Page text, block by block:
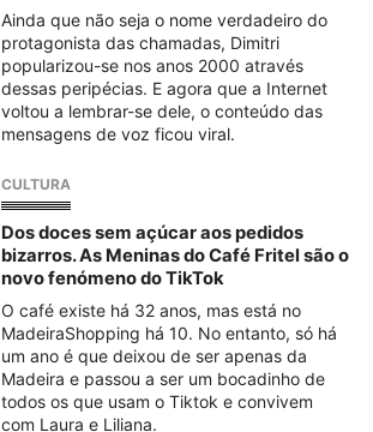
Ainda que não seja o nome verdadeiro do
protagonista das chamadas, Dimitri
popularizou-se nos anos 2000 através
dessas peripécias. E agora que a Internet
voltou a lembrar-se dele, o conteúdo das
mensagens de voz ficou viral.
CULTURA
Dos doces sem açúcar aos pedidos
bizarros. As Meninas do Café Fritel são o
novo fenómeno do TikTok
O café existe há 32 anos, mas está no
MadeiraShopping há 10. No entanto, só há
um ano é que deixou de ser apenas da
Madeira e passou a ser um bocadinho de
todos os que usam o Tiktok e convivem
com Laura e Liliana.